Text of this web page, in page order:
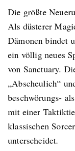
Die größte
Als düsterer
Dämonen bindet
ein völlig neues
von Sanctuary.
„Abscheulich“
beschwörungs-
mit einer
klassischen
unterscheidet.